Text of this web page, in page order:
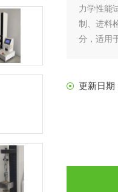
力学性能
制、进料
分，适用
更新日期